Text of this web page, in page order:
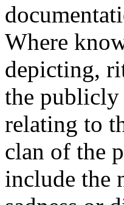
Where
depicting,
the publicly
relating to
clan of the
include the